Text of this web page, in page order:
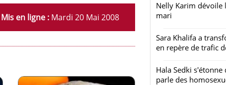
Mis en ligne : Mardi 20 Mai 2008
Nelly Karim dévoile
mari
Sara Khalifa a
en repère de trafic
Hala Sedki
parle des